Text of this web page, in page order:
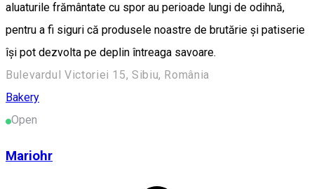
aluaturile frământate cu spor au perioade lungi de odihnă,
pentru a fi siguri că produsele noastre de brutărie și patiserie
își pot dezvolta pe deplin întreaga savoare.
Bulevardul Victoriei 15, Sibiu, România
Bakery
Open
Mariohr